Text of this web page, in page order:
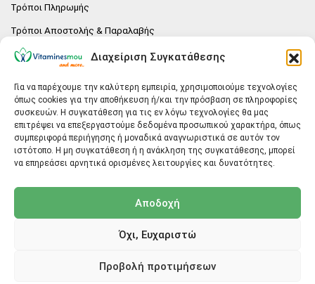
Διαχείριση Συγκατάθεσης
Για να παρέχουμε την καλύτερη εμπειρία, χρησιμοποιούμε τεχνολογίες
όπως cookies για την αποθήκευση ή/και την πρόσβαση σε πληροφορίες
συσκευών. Η συγκατάθεση για τις εν λόγω τεχνολογίες θα μας
επιτρέψει να επεξεργαστούμε δεδομένα προσωπικού χαρακτήρα, όπως
συμπεριφορά περιήγησης ή μοναδικά αναγνωριστικά σε αυτόν τον
ιστότοπο. Η μη συγκατάθεση ή η ανάκληση της συγκατάθεσης, μπορεί
να επηρεάσει αρνητικά ορισμένες λειτουργίες και δυνατότητες.
Αποδοχή
Όχι, Ευχαριστώ
Προβολή προτιμήσεων
Τρόποι Πληρωμής
Τρόποι Αποστολής & Παραλαβής
Πολιτική επιστροφών
E-SHOP
Vitaminesmou.gr.
Άγιος Δημήτριος T.K.17236
Αττική
Copyright ©2026 Vitaminesmou.gr